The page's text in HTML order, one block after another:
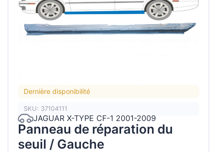
Dernière disponibilité
SKU: 37104111
JAGUAR X-TYPE CF-1 2001-2009
Panneau de réparation du
seuil / Gauche